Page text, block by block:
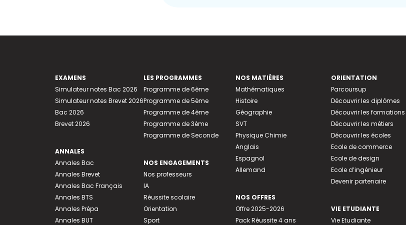
EXAMENS
Simulateur notes Bac 2026
Simulateur notes Brevet 2026
Bac 2026
Brevet 2026
ANNALES
Annales Bac
Annales Brevet
Annales Bac Français
Annales BTS
Annales Prépa
Annales BUT
LES PROGRAMMES
Programme de 6ème
Programme de 5ème
Programme de 4ème
Programme de 3ème
Programme de Seconde
NOS ENGAGEMENTS
Nos professeurs
IA
Réussite scolaire
Orientation
Sport
NOS MATIÈRES
Mathématiques
Histoire
Géographie
SVT
Physique Chimie
Anglais
Espagnol
Allemand
NOS OFFRES
Offre 2025-2026
Pack Réussite 4 ans
ORIENTATION
Parcoursup
Découvrir les diplômes
Découvrir les formations
Découvrir les métiers
Découvrir les écoles
Ecole de commerce
Ecole de design
Ecole d’ingénieur
Devenir partenaire
VIE ETUDIANTE
Vie Etudiante